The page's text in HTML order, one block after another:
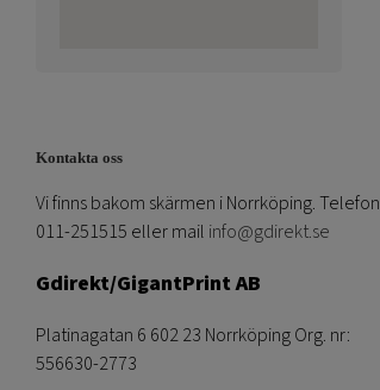
Kontakta oss
Vi finns bakom skärmen i Norrköping. Telefon
011-251515 eller mail info@gdirekt.se
Gdirekt/GigantPrint AB
Platinagatan 6 602 23 Norrköping Org. nr:
556630-2773